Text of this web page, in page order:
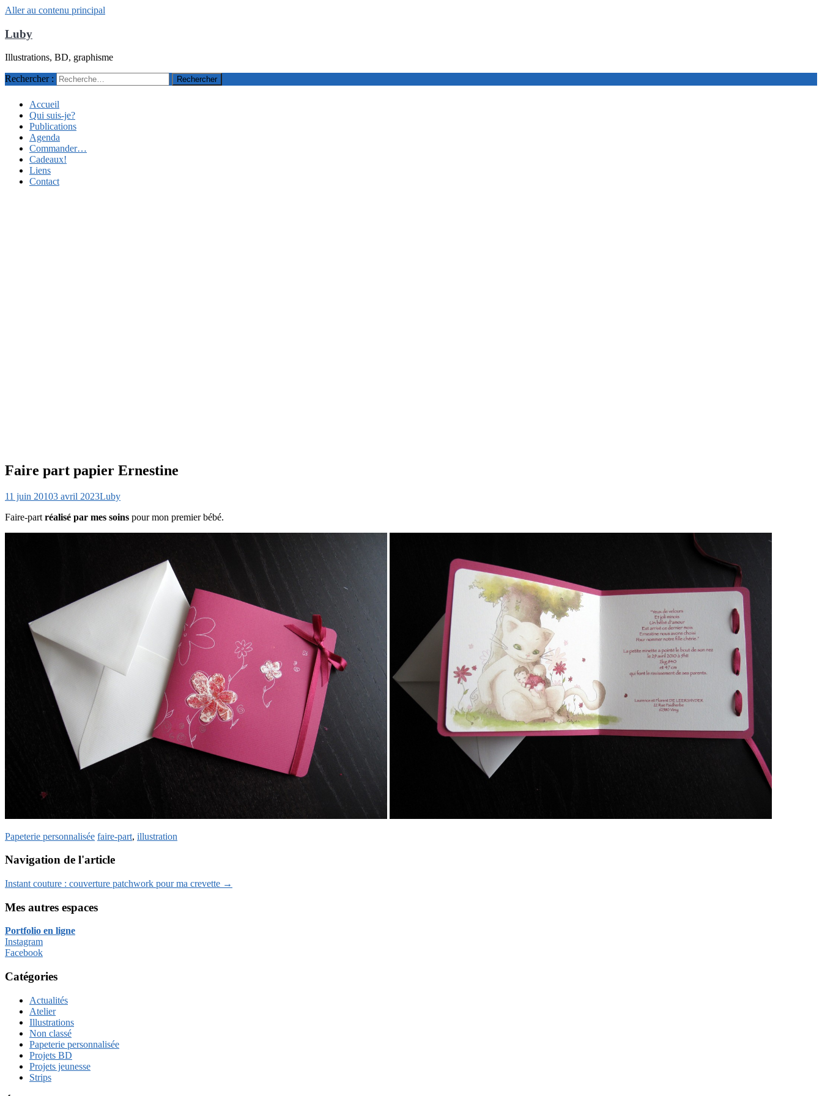
Aller au contenu principal
Luby
Illustrations, BD, graphisme
Rechercher :
Accueil
Qui suis-je?
Publications
Agenda
Commander…
Cadeaux!
Liens
Contact
Faire part papier Ernestine
11 juin 20103 avril 2023Luby
Faire-part réalisé par mes soins pour mon premier bébé.
Papeterie personnalisée faire-part, illustration
Navigation de l'article
Instant couture : couverture patchwork pour ma crevette →
Mes autres espaces
Portfolio en ligne
Instagram
Facebook
Catégories
Actualités
Atelier
Illustrations
Non classé
Papeterie personnalisée
Projets BD
Projets jeunesse
Strips